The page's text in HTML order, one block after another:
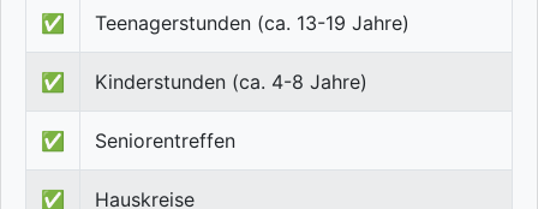
✅ Teenagerstunden (ca. 13-19 Jahre)
✅ Kinderstunden (ca. 4-8 Jahre)
✅ Seniorentreffen
✅ Hauskreise